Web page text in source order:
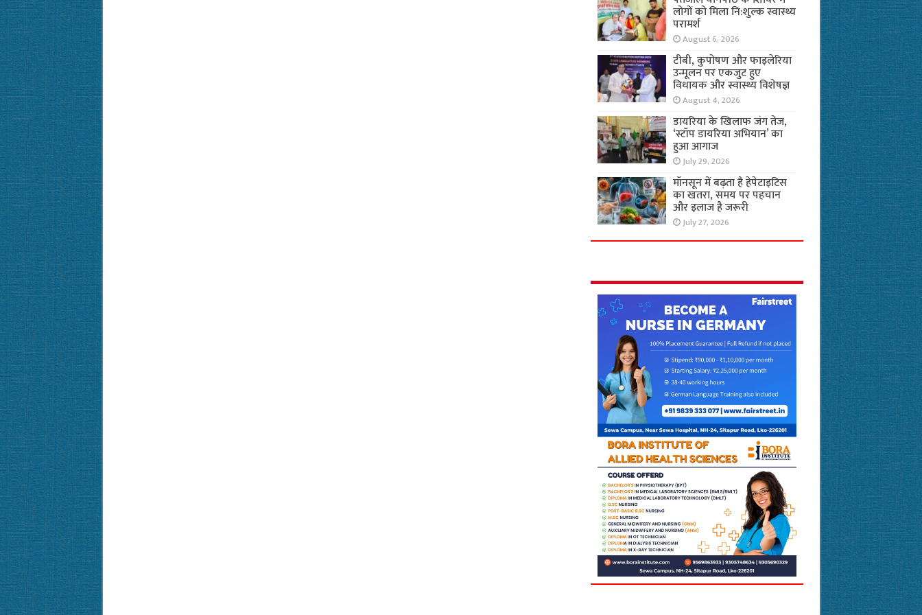
लोगों को मिला नि:शुल्क स्वास्थ्य
परामर्श
August 6, 2026
टीबी, कुपोषण और फाइलेरिया
उन्मूलन पर एकजुट हुए
विधायक और स्वास्थ्य विशेषज्ञ
August 4, 2026
डायरिया के खिलाफ जंग तेज,
‘स्टॉप डायरिया अभियान’ का
हुआ आगाज
July 29, 2026
मॉनसून में बढ़ता है हेपेटाइटिस
का खतरा, समय पर पहचान
और इलाज है जरूरी
July 27, 2026